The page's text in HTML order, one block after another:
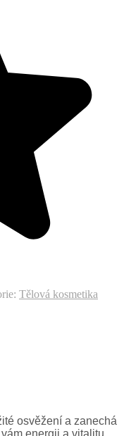
Tělová kosmetika
osvěžení a zanechá
energii a vitalitu